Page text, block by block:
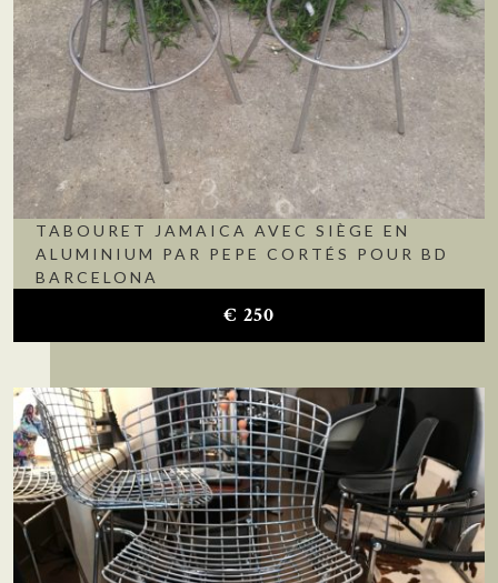
TABOURET JAMAICA AVEC SIÈGE EN
ALUMINIUM PAR PEPE CORTÉS POUR BD
BARCELONA
€ 250